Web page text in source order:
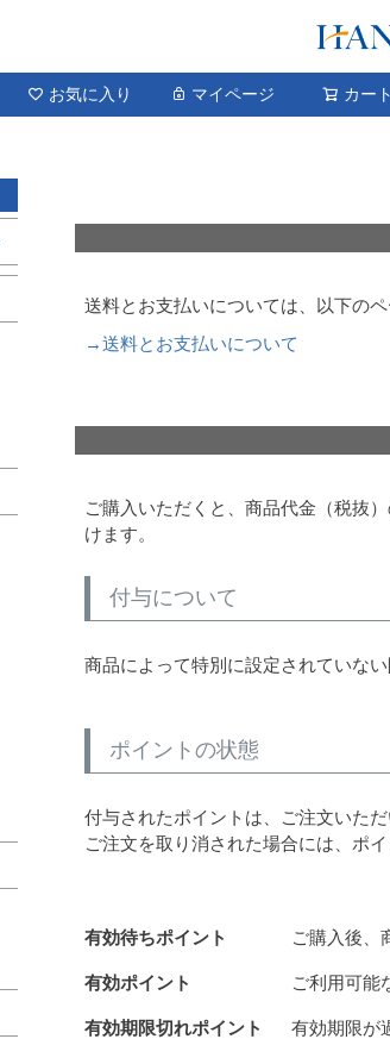
お気に入り マイページ カート
送料とお支払いについては、以下のペ
→送料とお支払いについて
ご購入いただくと、商品代金（税抜
けます。
付与について
商品によって特別に設定されていな
ポイントの状態
付与されたポイントは、ご注文いた
ご注文を取り消された場合には、ポ
有効待ちポイント ご購入後、
有効ポイント ご利用可能
有効期限切れポイント 有効期限が